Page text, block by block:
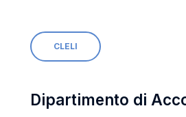
CLELI
Dipartimento di